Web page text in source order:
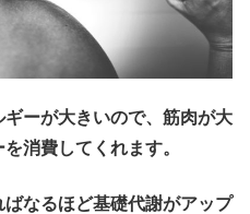
ーが大きいので、筋肉が大
消費してくれます。
なるほど基礎代謝がアップ